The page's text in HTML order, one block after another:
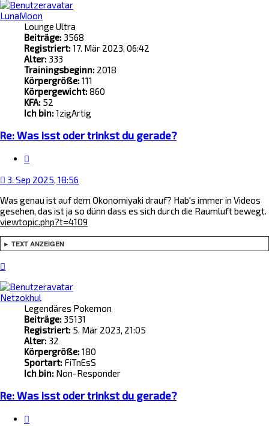
LunaMoon
Lounge Ultra
Beiträge: 3568
Registriert:17. Mär 2023, 06:42
Alter: 333
Trainingsbeginn: 2018
Körpergröße:111
Körpergewicht:860
KFA: 52
Ich bin:1zigArtig
Re: Was isst oder trinkst du gerade?
3. Sep 2025, 18:56
Was genau ist auf dem Okonomiyaki drauf? Hab's immer in Videos
gesehen, das ist ja so dünn dass es sich durch die Raumluft bewegt.
viewtopic.php?t=4109
► TEXT ANZEIGEN
Netzokhul
Legendäres Pokemon
Beiträge: 35131
Registriert: 5. Mär 2023, 21:05
Alter: 32
Körpergröße:180
Sportart: FiTnEsS
Ich bin: Non-Responder
Re: Was isst oder trinkst du gerade?